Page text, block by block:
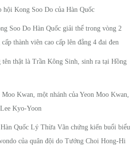
hội Kong Soo Do của Hàn Quốc
Soo Do Hàn Quốc giải thể trong vòng 2
thành viên cao cấp lên đẳng 4 đai đen
tên thật là Trần Kông Sinh, sinh ra tại Hồng
Moo Kwan, một nhánh của Yeon Moo Kwan,
Kyo-Yoon
Quốc Lý Thừa Vãn chứng kiến buổi biểu
của quân đội do Tướng Choi Hong-Hi